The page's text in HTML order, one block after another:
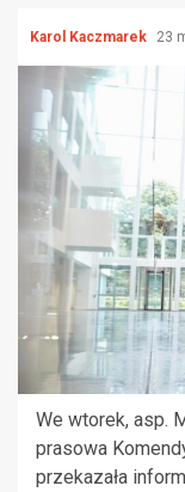
Karol Kaczmarek 23
We wtorek, asp.
prasowa
przekazała